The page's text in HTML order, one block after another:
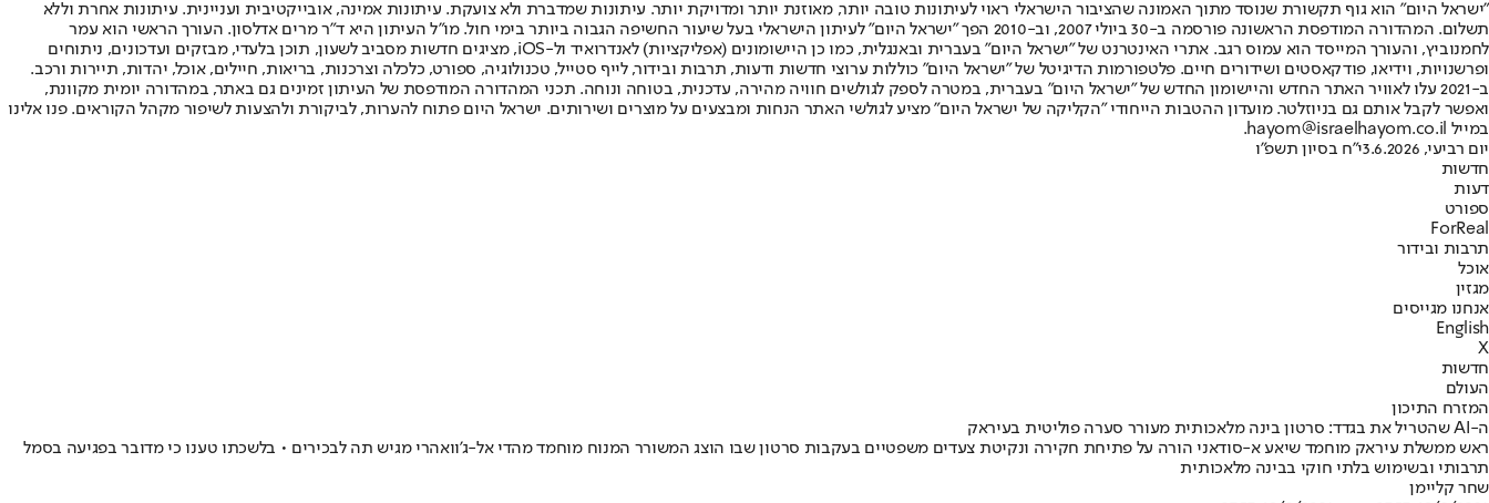
"ישראל היום" הוא גוף תקשורת שנוסד מתוך האמונה שהציבור הישראלי ראוי לעיתונות טובה יותר, מאוזנת יותר ומדויקת יותר. עיתונות שמדברת ולא צועקת. עיתונות אמינה, אובייקטיבית ועניינית. עיתונות אחרת וללא
תשלום. המהדורה המודפסת הראשונה פורסמה ב-30 ביולי 2007, וב-2010 הפך "ישראל היום" לעיתון הישראלי בעל שיעור החשיפה הגבוה ביותר בימי חול. מו"ל העיתון היא ד"ר מרים אדלסון. העורך הראשי הוא עמר
לחמנוביץ, והעורך המייסד הוא עמוס רגב. אתרי האינטרנט של "ישראל היום" בעברית ובאנגלית, כמו כן היישומונים (אפליקציות) לאנדרואיד ול-iOS, מציגים חדשות מסביב לשעון, תוכן בלעדי, מבזקים ועדכונים, ניתוחים
ופרשנויות, וידיאו, פודקאסטים ושידורים חיים. פלטפורמות הדיגיטל של "ישראל היום" כוללות ערוצי חדשות ודעות, תרבות ובידור, לייף סטייל, טכנולוגיה, ספורט, כלכלה וצרכנות, בריאות, חיילים, אוכל, יהדות, תיירות ורכב.
ב-2021 עלו לאוויר האתר החדש והיישומון החדש של "ישראל היום" בעברית, במטרה לספק לגולשים חוויה מהירה, עדכנית, בטוחה ונוחה. תכני המהדורה המודפסת של העיתון זמינים גם באתר, במהדורה יומית מקוונת,
ואפשר לקבל אותם גם בניוזלטר. מועדון ההטבות הייחודי "הקליקה של ישראל היום" מציע לגולשי האתר הנחות ומבצעים על מוצרים ושירותים. ישראל היום פתוח להערות, לביקורת ולהצעות לשיפור מקהל הקוראים. פנו אלינו
במייל hayom@israelhayom.co.il.
יום רביעי, 3.6.2026
י"ח בסיון תשפ"ו
חדשות
דעות
ספורט
ForReal
תרבות ובידור
אוכל
מגזין
אנחנו מגייסים
English
X
חדשות
העולם
המזרח התיכון
ה-AI שהטריל את בגדד: סרטון בינה מלאכותית מעורר סערה פוליטית בעיראק
ראש ממשלת עיראק מוחמד שיאע א-סודאני הורה על פתיחת חקירה ונקיטת צעדים משפטיים בעקבות סרטון שבו הוצג המשורר המנוח מוחמד מהדי אל-ג'וואהרי מגיש תה לבכירים • בלשכתו טענו כי מדובר בפגיעה בסמל
תרבותי ובשימוש בלתי חוקי בבינה מלאכותית
שחר קליימן